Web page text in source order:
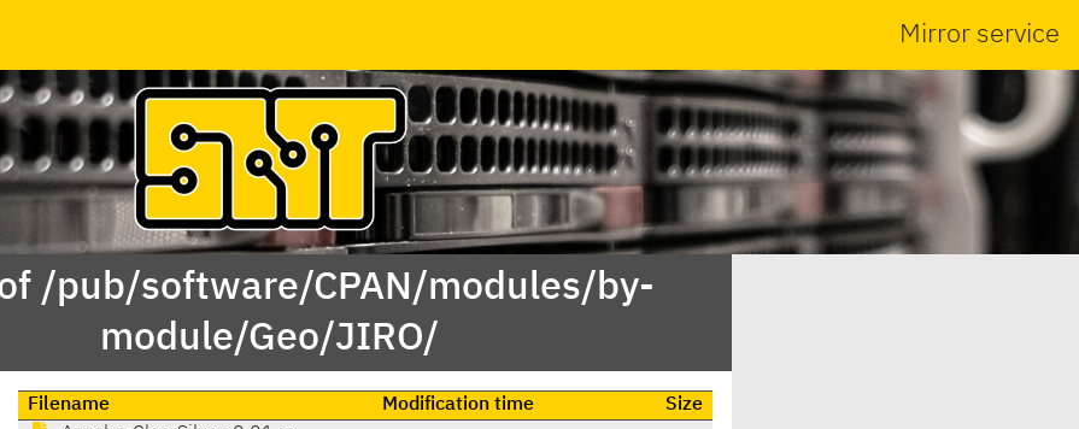
Mirror service
/pub/software/CPAN/modules/by-
module/Geo/JIRO/
Filename Modification time
Size